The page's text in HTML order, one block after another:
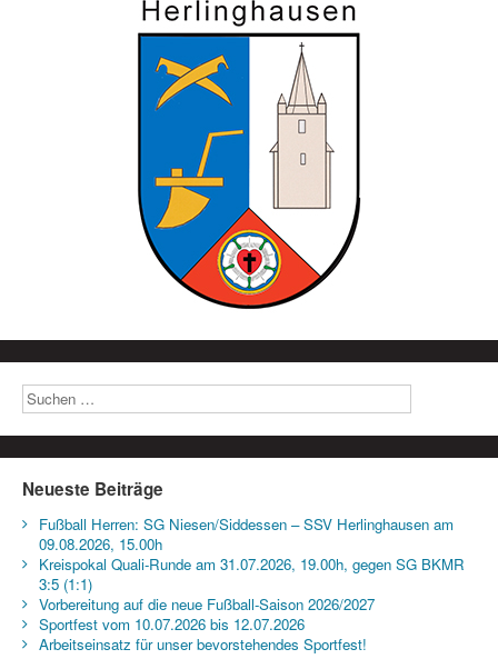
Neueste Beiträge
Fußball Herren: SG Niesen/Siddessen – SSV Herlinghausen am
09.08.2026, 15.00h
Kreispokal Quali-Runde am 31.07.2026, 19.00h, gegen SG BKMR
3:5 (1:1)
Vorbereitung auf die neue Fußball-Saison 2026/2027
Sportfest vom 10.07.2026 bis 12.07.2026
Arbeitseinsatz für unser bevorstehendes Sportfest!